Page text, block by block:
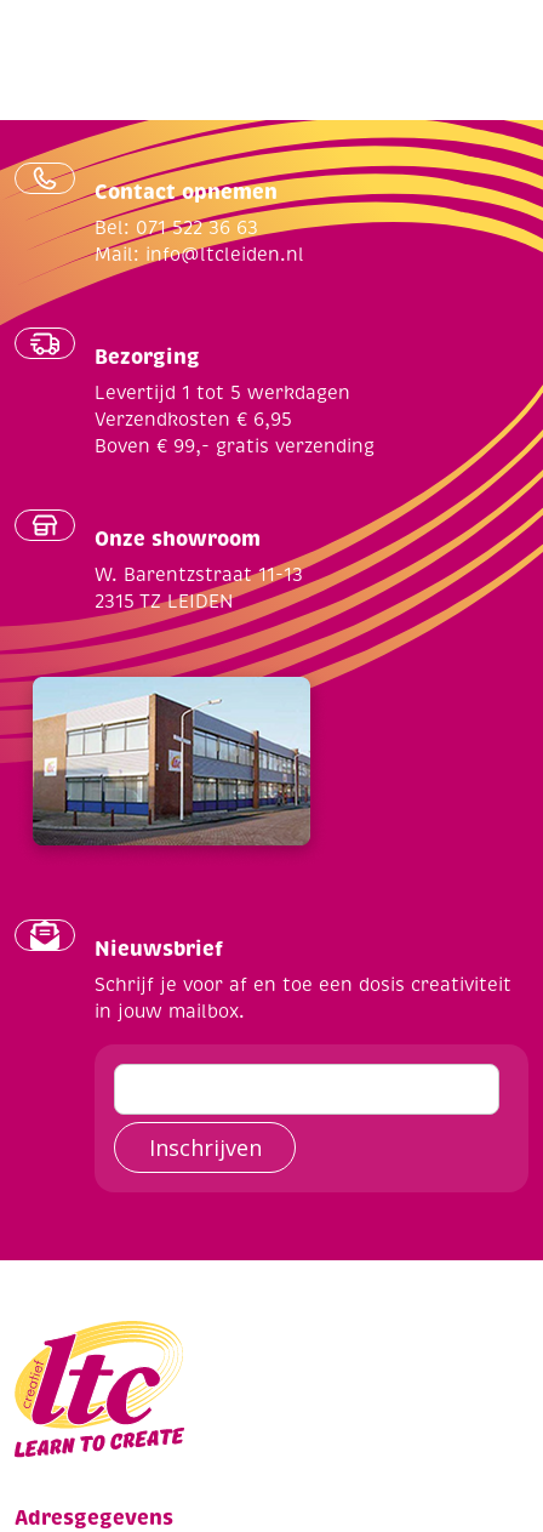
Contact opnemen
Bel: 071 522 36 63
Mail: info@ltcleiden.nl
Bezorging
Levertijd 1 tot 5 werkdagen
Verzendkosten € 6,95
Boven € 99,- gratis verzending
Onze showroom
W. Barentzstraat 11-13
2315 TZ LEIDEN
Nieuwsbrief
Schrijf je voor af en toe een dosis creativiteit
in jouw mailbox.
Inschrijven
Adresgegevens